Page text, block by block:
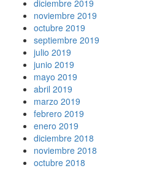
diciembre 2019
noviembre 2019
octubre 2019
septiembre 2019
julio 2019
junio 2019
mayo 2019
abril 2019
marzo 2019
febrero 2019
enero 2019
diciembre 2018
noviembre 2018
octubre 2018